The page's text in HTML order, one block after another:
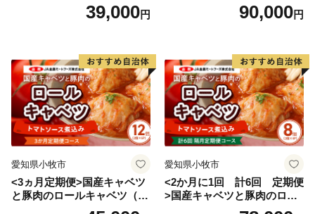
39,000円 90,000円
愛知県小牧市
<3ヵ月定期便>国産キャベツ
と豚肉のロールキャベツ（6P
愛知県小牧市
<2か月に1回 計6回 定期便
>国産キャベツと豚肉のロー
ルキャベツ（4P入り）